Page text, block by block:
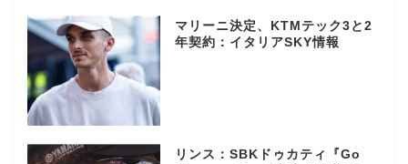
マリーニ決定、KTMテック3と2
年契約：イタリアSKY情報
リンス：SBKドゥカティ『Go